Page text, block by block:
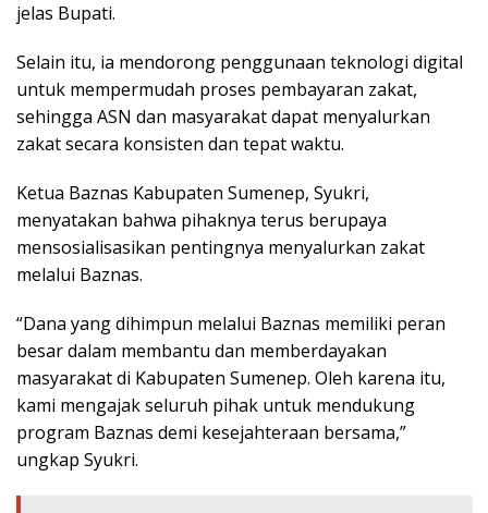
jelas Bupati.
Selain itu, ia mendorong penggunaan teknologi digital
untuk mempermudah proses pembayaran zakat,
sehingga ASN dan masyarakat dapat menyalurkan
zakat secara konsisten dan tepat waktu.
Ketua Baznas Kabupaten Sumenep, Syukri,
menyatakan bahwa pihaknya terus berupaya
mensosialisasikan pentingnya menyalurkan zakat
melalui Baznas.
“Dana yang dihimpun melalui Baznas memiliki peran
besar dalam membantu dan memberdayakan
masyarakat di Kabupaten Sumenep. Oleh karena itu,
kami mengajak seluruh pihak untuk mendukung
program Baznas demi kesejahteraan bersama,”
ungkap Syukri.